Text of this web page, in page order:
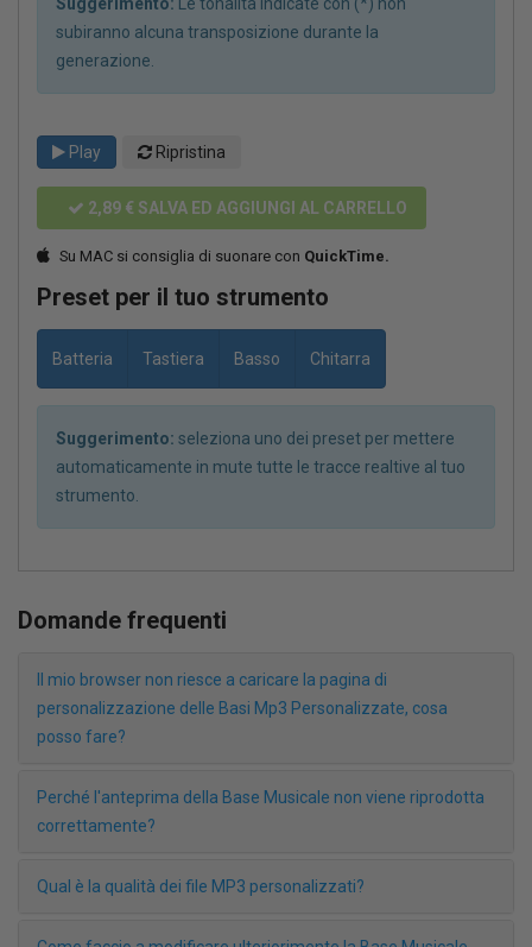
subiranno alcuna transposizione durante la
generazione.
Play Ripristina
2,89 € SALVA ED AGGIUNGI AL CARRELLO
Su MAC si consiglia di suonare con QuickTime.
Preset per il tuo strumento
Batteria Tastiera Basso Chitarra
Suggerimento: seleziona uno dei preset per mettere
automaticamente in mute tutte le tracce realtive al tuo
strumento.
Domande frequenti
Il mio browser non riesce a caricare la pagina di
personalizzazione delle Basi Mp3 Personalizzate, cosa
posso fare?
Perché l'anteprima della Base Musicale non viene riprodotta
correttamente?
Qual è la qualità dei file MP3 personalizzati?